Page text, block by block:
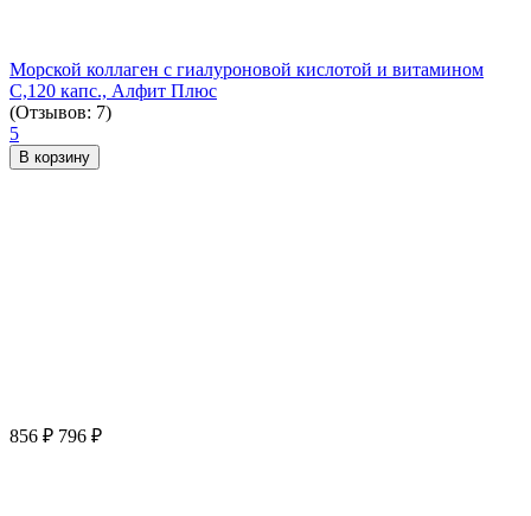
Морской коллаген с гиалуроновой кислотой и витамином
С,120 капс., Алфит Плюс
(Отзывов: 7)
5
В корзину
856 ₽ 796 ₽